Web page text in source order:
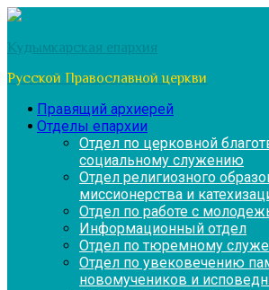
Перейти
содержимому
Кудымкарская епархия
Русской Православной церкви
Правящий архиерей
Отделы епархии
Отдел по церковной
социальному служению
Отдел религиозного
миссионерства и
Отдел по работе с
Информационный отдел
Отдел по тюремному
Отдел по увековечению
новомучеников и